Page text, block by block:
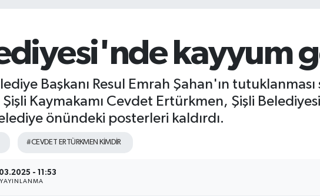
kayyum
Başkanı Resul Emrah Şahan'ın tutuklanması
Kaymakamı Cevdet Ertürkmen, Şişli
önündeki posterleri kaldırdı.
#CEVDET ERTÜRKMEN KİMDİR
- 11:53
YAYINLANMA